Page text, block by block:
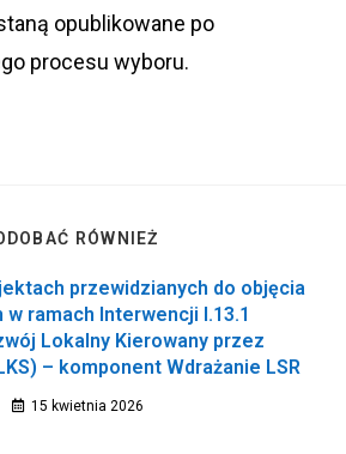
opublikowane po
procesu wyboru.
RÓWNIEŻ
przewidzianych do objęcia
ramach Interwencji I.13.1
Lokalny Kierowany przez
– komponent Wdrażanie LSR
15 kwietnia 2026